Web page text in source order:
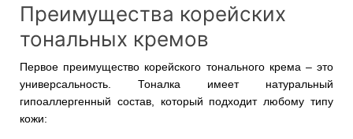
Преимущества корейских
тональных кремов
Первое преимущество корейского тонального крема – это
универсальность. Тоналка имеет натуральный
гипоаллергенный состав, который подходит любому типу
кожи: